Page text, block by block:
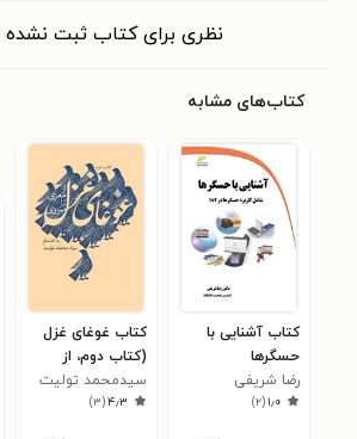
نظری برای کتاب ثبت
کتاب‌های مشابه
کتاب آشنایی با
حسگرها
رضا شریفی
۱٫۰(۲)
کتاب غوغای غزل
(کتاب دوم، از
معزی تا منزوی)
سیدمحمد تولیت
۴٫۳(۳)